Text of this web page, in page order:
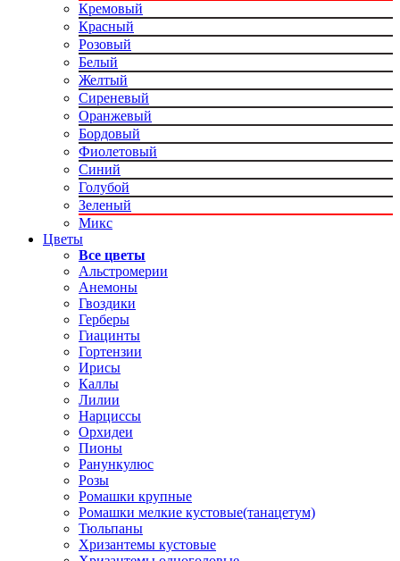
Кремовый
Красный
Розовый
Белый
Желтый
Сиреневый
Оранжевый
Бордовый
Фиолетовый
Синий
Голубой
Зеленый
Микс
Цветы
Все цветы
Альстромерии
Анемоны
Гвоздики
Герберы
Гиацинты
Гортензии
Ирисы
Каллы
Лилии
Нарциссы
Орхидеи
Пионы
Ранункулюс
Розы
Ромашки крупные
Ромашки мелкие кустовые(танацетум)
Тюльпаны
Хризантемы кустовые